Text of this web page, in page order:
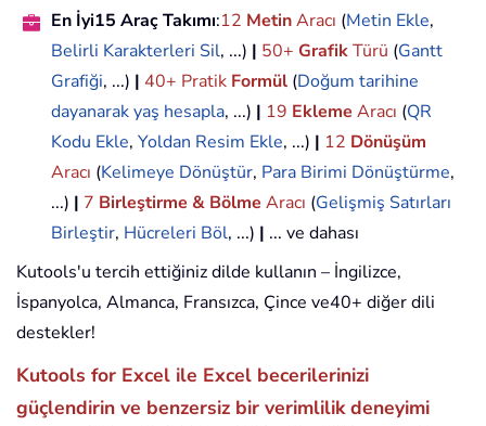
En İyi15 Araç Takımı:12 MetinAracı (Metin Ekle,
Belirli Karakterleri Sil, ...) | 50+ GrafikTürü (Gantt
Grafiği, ...) | 40+ Pratik Formül (Doğum tarihine
dayanarak yaş hesapla, ...) | 19 Ekleme Aracı (QR
Kodu Ekle, Yoldan Resim Ekle, ...) | 12 Dönüşüm
Aracı (Kelimeye Dönüştür, Para Birimi Dönüştürme,
...) | 7 Birleştirme & Bölme Aracı (Gelişmiş Satırları
Birleştir, Hücreleri Böl, ...) | ... ve dahası
Kutools'u tercih ettiğiniz dilde kullanın – İngilizce,
İspanyolca, Almanca, Fransızca, Çince ve40+ diğer dili
destekler!
Kutools for Excel ile Excel becerilerinizi
güçlendirin ve benzersiz bir verimlilik deneyimi